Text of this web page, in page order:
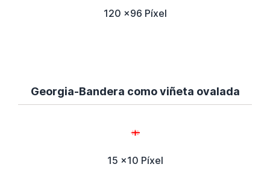
120 x96 Píxel
Georgia-Bandera como viñeta ovalada
15 x10 Píxel